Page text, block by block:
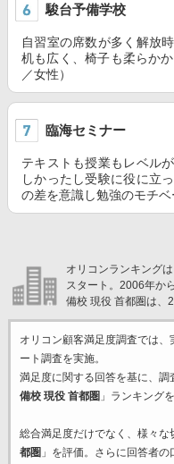
駿台予備学校
自習室の席数が多く解放
机も広く、椅子も柔らか
／女性）
臨海セミナー
テキストも授業もレベル
しかったし受験に役に立
の差を意識し勉強のモチ
オリコンランキング
スタート。2006年か
備校 現役 首都圏は、
オリコン顧客満足度調査では
ート調査を実施。
満足度に関する回答を基に、調
備校 現役 首都圏 」ランキング
総合満足度だけでなく、様々な
都圏 」を評価。さらに回答者